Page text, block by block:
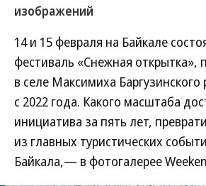
изображений
14 и 15 февраля на Байкале
фестиваль «Снежная открытка»,
в селе Максимиха Баргузинского
с 2022 года. Какого масштаба
инициатива за пять лет,
из главных туристических
Байкала,— в фотогалерее